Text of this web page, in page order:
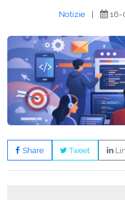
Notizie | 16-
Share Tweet